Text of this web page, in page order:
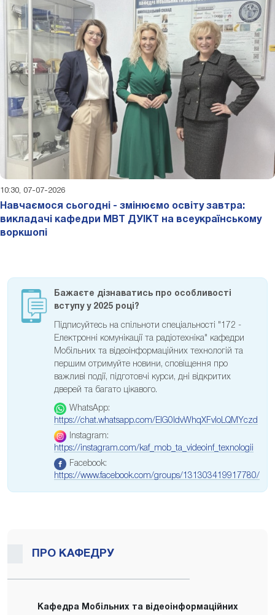
10:30, 07-07-2026
Навчаємося сьогодні - змінюємо освіту завтра:
викладачі кафедри МВТ ДУІКТ на всеукраїнському
воркшопі
Бажаєте дізнаватись про особливості
вступу у 2025 році?
Підписуйтесь на спільноти спеціальності "172 -
Електронні комунікації та радіотехніка" кафедри
Мобільних та відеоінформаційних технологій та
першим отримуйте новини, сповіщення про
важливі події, підготовчі курси, дні відкритих
дверей та багато цікавого.
WhatsApp:
https://chat.whatsapp.com/EIG0ldvWhqXFvloLQMYczd
Instagram:
https://instagram.com/kaf_mob_ta_videoinf_texnologii
Facebook:
https://www.facebook.com/groups/131303419917780/
ПРО КАФЕДРУ
Кафедра Мобільних та відеоінформаційних